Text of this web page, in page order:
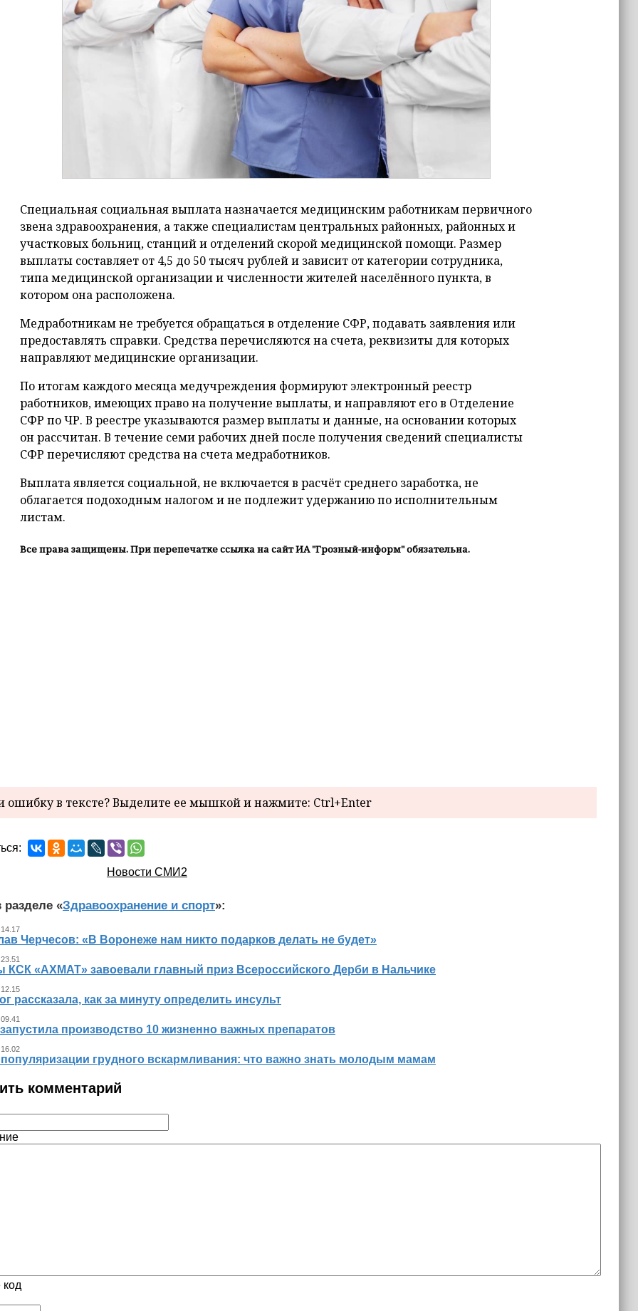
Специальная социальная выплата назначается медицинским работникам первичного
звена здравоохранения, а также специалистам центральных районных, районных и
участковых больниц, станций и отделений скорой медицинской помощи. Размер
выплаты составляет от 4,5 до 50 тысяч рублей и зависит от категории сотрудника,
типа медицинской организации и численности жителей населённого пункта, в
котором она расположена.
Медработникам не требуется обращаться в отделение СФР, подавать заявления или
предоставлять справки. Средства перечисляются на счета, реквизиты для которых
направляют медицинские организации.
По итогам каждого месяца медучреждения формируют электронный реестр
работников, имеющих право на получение выплаты, и направляют его в Отделение
СФР по ЧР. В реестре указываются размер выплаты и данные, на основании которых
он рассчитан. В течение семи рабочих дней после получения сведений специалисты
СФР перечисляют средства на счета медработников.
Выплата является социальной, не включается в расчёт среднего заработка, не
облагается подоходным налогом и не подлежит удержанию по исполнительным
листам.
Все права защищены. При перепечатке ссылка на сайт ИА "Грозный-информ" обязательна.
в тексте? Выделите ее мышкой и нажмите: Ctrl+Enter
Новости СМИ2
разделе «Здравоохранение и спорт»:
Черчесов: «В Воронеже нам никто подарков делать не будет»
КСК «АХМАТ» завоевали главный приз Всероссийского Дерби в Нальчике
рассказала, как за минуту определить инсульт
производство 10 жизненно важных препаратов
грудного вскармливания: что важно знать молодым мамам
комментарий
код